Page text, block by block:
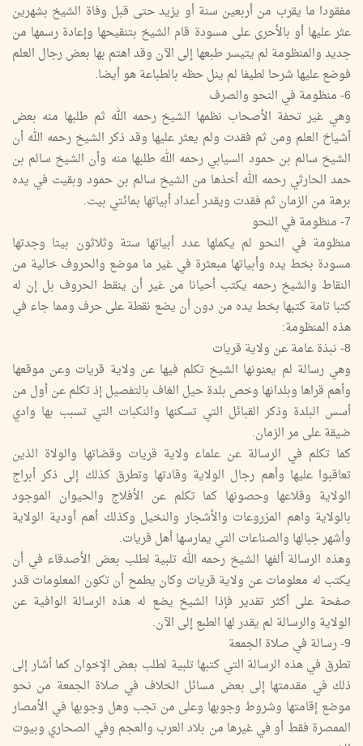
مفقودا ما يقرب من أربعين سنة أو يزيد حتى قبل وفاة الشيخ بشهرين
عثر عليها أو بالأحرى على مسودة قام الشيخ بتنقيحها وإعادة رسمها من
جديد والمنظومة لم يتيسر طبعها إلى الآن وقد اهتم بها بعض رجال العلم
فوضع عليها شرحا لطيفا لم ينل حظه بالطباعة هو أيضا.
6- منظومة في النحو والصرف
وهي غير تحفة الأصحاب نظمها الشيخ رحمه الله ثم طلبها منه بعض
أشياخ العلم ومن ثم فقدت ولم يعثر عليها وقد ذكر الشيخ رحمه الله أن
الشيخ سالم بن حمود السيابي رحمه الله طلبها منه وأن الشيخ سالم بن
حمد الحارثي رحمه الله أخذها من الشيخ سالم بن حمود وبقيت في يده
برهة من الزمان ثم فقدت ويقدر أعداد أبياتها بمائتي بيت.
7- منظومة في النحو
منظومة في النحو لم يكملها عدد أبياتها ستة وثلاثون بيتا وجدتها
مسودة بخط يده وأبياتها مبعثرة في غير ما موضع والحروف خالية من
النقاط والشيخ رحمه يكتب أحيانا من غير أن ينقط الحروف بل إن له
كتبا تامة كتبها بخط يده من دون أن يضع نقطة على حرف ومما جاء في
هذه المنظومة:
8- نبذة عامة عن ولاية قريات
وهي رسالة لم يعنونها الشيخ تكلم فيها عن ولاية قريات وعن موقعها
وأهم قراها وبلدانها وخص بلدة حيل الغاف بالتفصيل إذ تكلم عن أول من
أسس البلدة وذكر القبائل التي تسكنها والنكبات التي تسبب بها وادي
ضيقة على مر الزمان.
كما تكلم في الرسالة عن علماء ولاية قريات وقضاتها والولاة الذين
تعاقبوا عليها وأهم رجال الولاية وقادتها وتطرق كذلك إلى ذكر أبراج
الولاية وقلاعها وحصونها كما تكلم عن الأفلاج والحيوان الموجود
بالولاية واهم المزروعات والأشجار والنخيل وكذلك أهم أودية الولاية
وأشهر جبالها والصناعات التي يمارسها أهل قريات.
وهذه الرسالة ألفها الشيخ رحمه الله تلبية لطلب بعض الأصدقاء في أن
يكتب له معلومات عن ولاية قريات وكان يطمح أن تكون المعلومات قدر
صفحة على أكثر تقدير فإذا الشيخ يضع له هذه الرسالة الوافية عن
الولاية والرسالة لم يقدر لها الطبع إلى الآن.
9- رسالة في صلاة الجمعة
تطرق في هذه الرسالة التي كتبها تلبية لطلب بعض الإخوان كما أشار إلى
ذلك في مقدمتها إلى بعض مسائل الخلاف في صلاة الجمعة من نحو
موضع إقامتها وشروط وجوبها وعلى من تجب وهل وجوبها في الأمصار
الممصرة فقط أو في غيرها من بلاد العرب والعجم وفي الصحاري وبيوت